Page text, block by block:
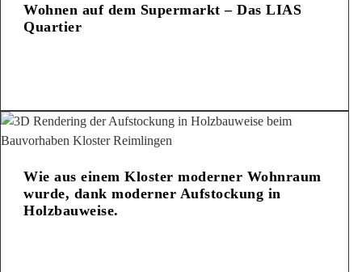
Wohnen auf dem Supermarkt – Das LIAS
Quartier
Wie aus einem Kloster moderner Wohnraum
wurde, dank moderner Aufstockung in
Holzbauweise.